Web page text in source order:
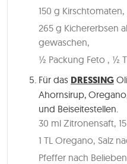
150 g Kirschtomaten,
265 g Kichererbsen
gewaschen,
½ Packung Feto , ½
Für das DRESSING
Ahornsirup,
und Beiseitestellen.
30 ml Zitronensaft,
1 TL Oregano, Salz
Pfeffer nach